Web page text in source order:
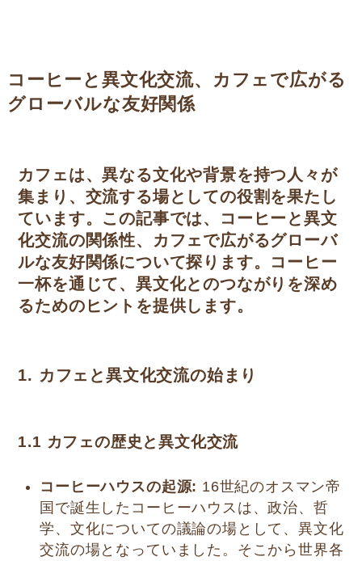
コーヒーと異文化交流、カフェで広がる
グローバルな友好関係
カフェは、異なる文化や背景を持つ人々が
集まり、交流する場としての役割を果たし
ています。この記事では、コーヒーと異文
化交流の関係性、カフェで広がるグローバ
ルな友好関係について探ります。コーヒー
一杯を通じて、異文化とのつながりを深め
るためのヒントを提供します。
1. カフェと異文化交流の始まり
1.1 カフェの歴史と異文化交流
コーヒーハウスの起源: 16世紀のオスマン帝
国で誕生したコーヒーハウスは、政治、哲
学、文化についての議論の場として、異文化
交流の場となっていました。そこから世界各